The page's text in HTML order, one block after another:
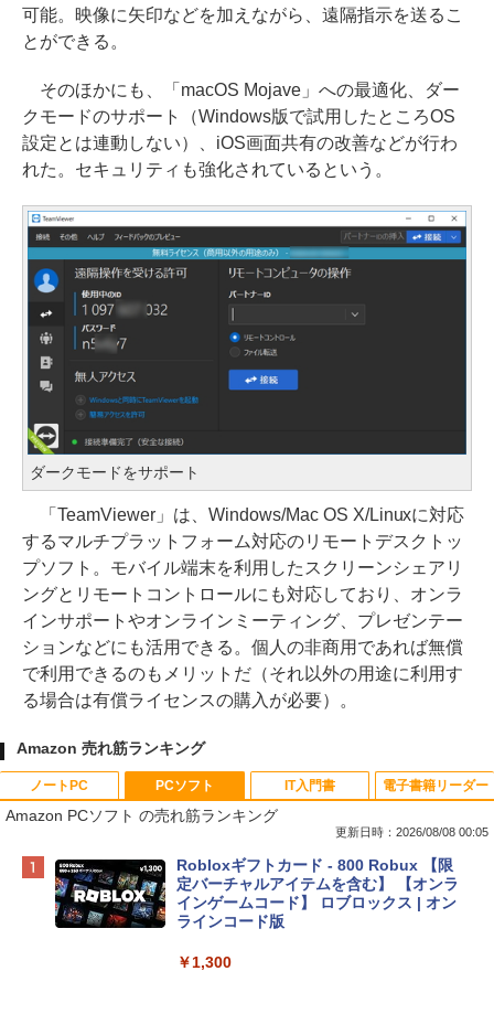
可能。映像に矢印などを加えながら、遠隔指示を送るこ
とができる。
そのほかにも、「macOS Mojave」への最適化、ダー
クモードのサポート（Windows版で試用したところOS
設定とは連動しない）、iOS画面共有の改善などが行わ
れた。セキュリティも強化されているという。
ダークモードをサポート
「TeamViewer」は、Windows/Mac OS X/Linuxに対応
するマルチプラットフォーム対応のリモートデスクトッ
プソフト。モバイル端末を利用したスクリーンシェアリ
ングとリモートコントロールにも対応しており、オンラ
インサポートやオンラインミーティング、プレゼンテー
ションなどにも活用できる。個人の非商用であれば無償
で利用できるのもメリットだ（それ以外の用途に利用す
る場合は有償ライセンスの購入が必要）。
Amazon 売れ筋ランキング
ノートPC
Apple 2026 MacBook Neo A18 Proチッ
プ搭載13インチノートブック：AIとAppl
e Intelligence、Liquid Retinaディスプ
レイ、8GBメモリ、512GB SSD、1080p
ィゴ + 3年延長 AppleCare+ for 13インチ
PCソフト
Amazon PCソフト の売れ筋ランキング
更新日時：2026/08/08 00:05
Robloxギフトカード - 800 Robux 【限
定バーチャルアイテムを含む】 【オンラ
インゲームコード】 ロブロックス | オン
ラインコード版
￥1,300
IT入門書 電子書籍リーダー